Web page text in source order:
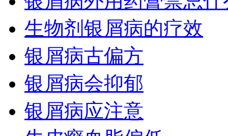
生物剂银屑病的疗效
银屑病古偏方
银屑病会抑郁
银屑病应注意